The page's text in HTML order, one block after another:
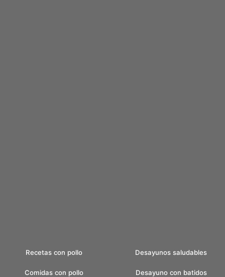
Recetas con pollo
Comidas con pollo
Desayunos saludables
Desayuno con batidos